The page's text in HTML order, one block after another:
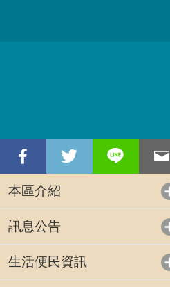
本區介紹
訊息公告
生活便民資訊